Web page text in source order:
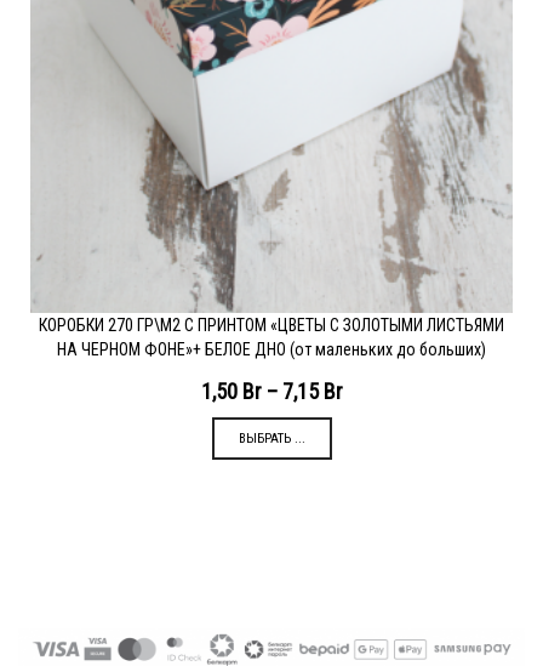
КОРОБКИ 270 ГР\М2 С ПРИНТОМ «ЦВЕТЫ С ЗОЛОТЫМИ ЛИСТЬЯМИ
НА ЧЕРНОМ ФОНЕ»+ БЕЛОЕ ДНО (от маленьких до больших)
1,50 Br– 7,15Br
ВЫБРАТЬ ...